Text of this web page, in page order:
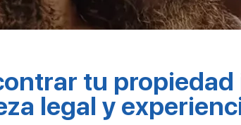
tu propiedad
legal y